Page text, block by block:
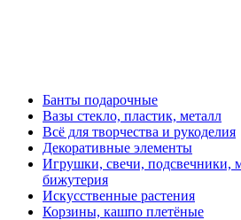
Банты подарочные
Вазы стекло, пластик, металл
Всё для творчества и рукоделия
Декоративные элементы
Игрушки, свечи, подсвечники,
бижутерия
Искусственные растения
Корзины, кашпо плетёные